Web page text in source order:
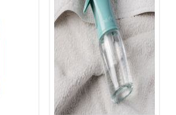
NUOO
Mon
Vaporisateur
Cheveux
10,90€